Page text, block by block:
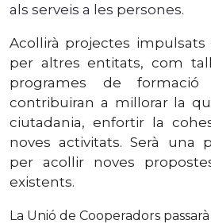
als serveis a les persones.
Acollirà projectes impulsats
per altres entitats, com
programes de
contribuiran a millorar la
ciutadania, enfortir la
noves activitats. Serà una
per acollir noves
existents.
La Unió de Cooperadors